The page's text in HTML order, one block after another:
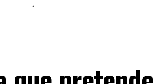
los aranceles mutuos y
los minerales de
de defensa y